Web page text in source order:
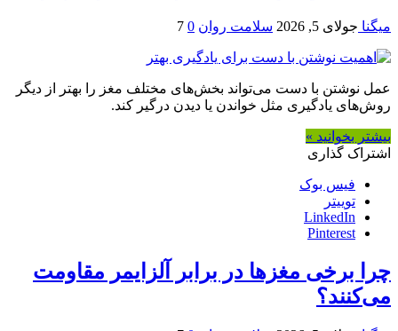
میگنا جولای 5, 2026 سلامت روان 0
7
عمل نوشتن با دست می‌تواند بخش‌های مختلف مغز را بهتر از دیگر
روش‌های یادگیری مثل خواندن یا دیدن درگیر کند.
بیشتر بخوانید »
اشتراک گذاری
فیس بوک
توییتر
LinkedIn
Pinterest
چرا برخی مغزها در برابر آلزایمر مقاومت
می‌کنند؟